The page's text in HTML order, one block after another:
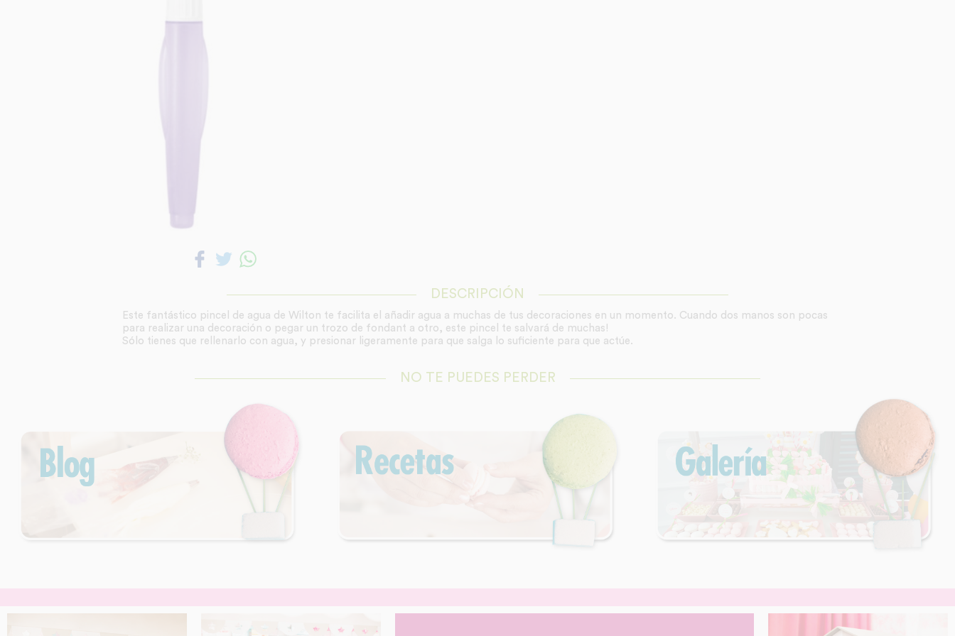
DESCRIPCIÓN
Este fantástico pincel de agua de Wilton te facilita el añadir agua a muchas de tus decoraciones en un momento. Cuando dos manos son pocas
para realizar una decoración o pegar un trozo de fondant a otro, este pincel te salvará de muchas!
Sólo tienes que rellenarlo con agua, y presionar ligeramente para que salga lo suficiente para que actúe.
NO TE PUEDES PERDER